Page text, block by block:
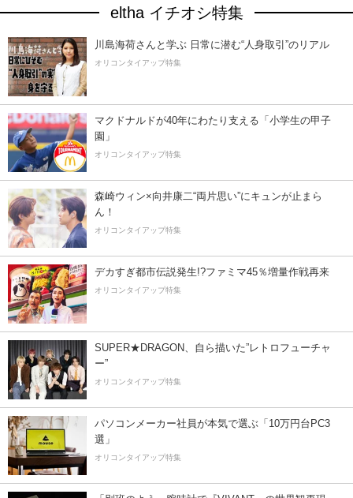
eltha イチオシ特集
川島海荷さんと学ぶ 日常に潜む“人身取引”のリアル
オリコンタイアップ特集
マクドナルドが40年にわたり支える「小学生の甲子
園」
オリコンタイアップ特集
森崎ウィン×向井康二“両片思い”にキュンが止まら
ん！
オリコンタイアップ特集
デカすぎ都市伝説発生!?ファミマ45％増量作戦再来
オリコンタイアップ特集
SUPER★DRAGON、自ら描いた”レトロフューチャ
ー”
オリコンタイアップ特集
パソコンメーカー社員が本気で選ぶ「10万円台PC3
選」
オリコンタイアップ特集